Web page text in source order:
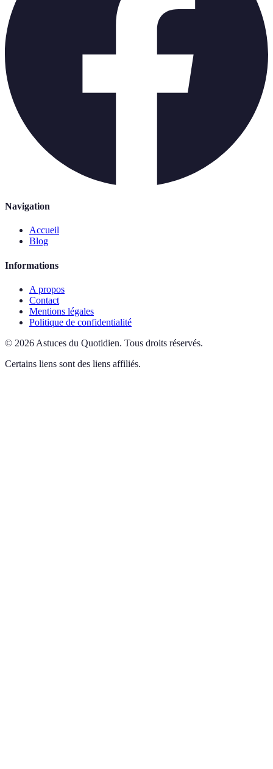
Navigation
Accueil
Blog
Informations
A propos
Contact
Mentions légales
Politique de confidentialité
© 2026 Astuces du Quotidien. Tous droits réservés.
Certains liens sont des liens affiliés.